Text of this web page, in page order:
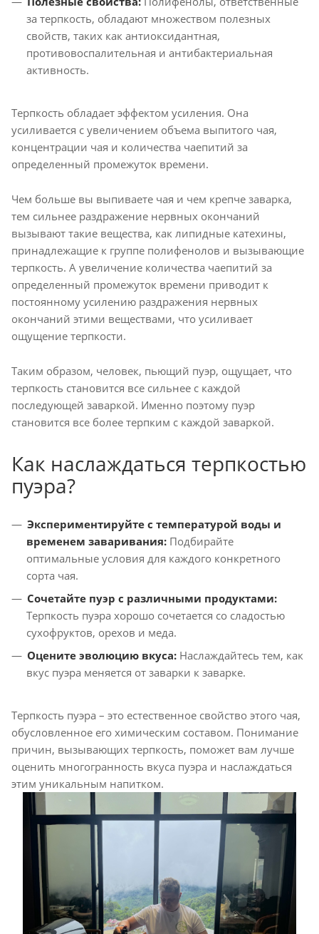
за терпкость, обладают множеством полезных
свойств, таких как антиоксидантная,
противовоспалительная и антибактериальная
активность.
Терпкость обладает эффектом усиления. Она
усиливается с увеличением объема выпитого чая,
концентрации чая и количества чаепитий за
определенный промежуток времени.
Чем больше вы выпиваете чая и чем крепче заварка,
тем сильнее раздражение нервных окончаний
вызывают такие вещества, как липидные катехины,
принадлежащие к группе полифенолов и вызывающие
терпкость. А увеличение количества чаепитий за
определенный промежуток времени приводит к
постоянному усилению раздражения нервных
окончаний этими веществами, что усиливает
ощущение терпкости.
Таким образом, человек, пьющий пуэр, ощущает, что
терпкость становится все сильнее с каждой
последующей заваркой. Именно поэтому пуэр
становится все более терпким с каждой заваркой.
Как наслаждаться терпкостью
пуэра?
Экспериментируйте с температурой воды и
временем заваривания: Подбирайте
оптимальные условия для каждого конкретного
сорта чая.
Сочетайте пуэр с различными продуктами:
Терпкость пуэра хорошо сочетается со сладостью
сухофруктов, орехов и меда.
Оцените эволюцию вкуса: Наслаждайтесь тем, как
вкус пуэра меняется от заварки к заварке.
Терпкость пуэра – это естественное свойство этого чая,
обусловленное его химическим составом. Понимание
причин, вызывающих терпкость, поможет вам лучше
оценить многогранность вкуса пуэра и наслаждаться
этим уникальным напитком.